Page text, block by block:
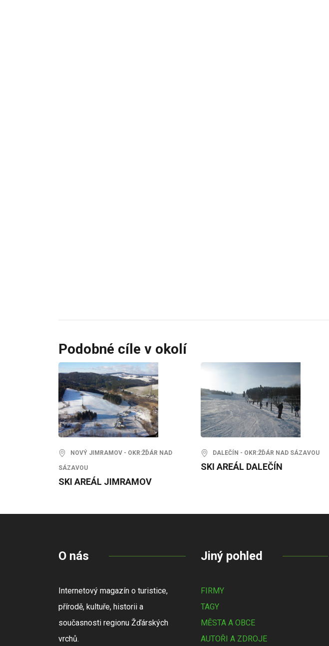
Podobné cíle v okolí
NOVÝ JIMRAMOV - OKR:ŽĎÁR NAD
SÁZAVOU
SKI AREÁL JIMRAMOV
DALEČÍN - OKR:ŽĎÁR NAD SÁZAVOU
SKI AREÁL DALEČÍN
O nás
Internetový magazín o turistice,
přírodě, kultuře, historii a
současnosti regionu Žďárských
vrchů.
Jiný pohled
FIRMY
TAGY
MĚSTA A OBCE
AUTOŘI A ZDROJE